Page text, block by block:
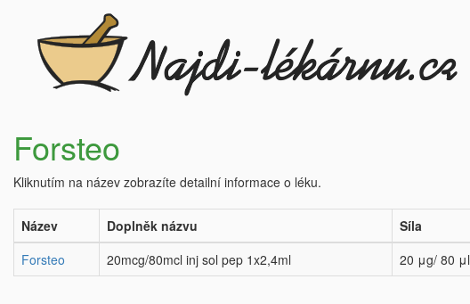
Forsteo
Kliknutím na název zobrazíte detailní informace o léku.
Název Doplněk názvu Síla
Forsteo
20mcg/80mcl inj sol pep 1x2,4ml 20 μg/ 80 μl